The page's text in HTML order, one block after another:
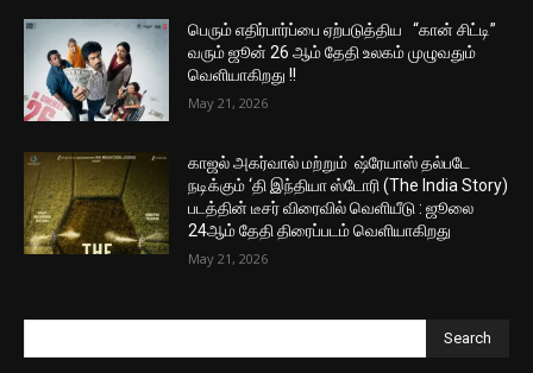
பெரும் எதிர்பார்ப்பை ஏற்படுத்திய “கான் சிட்டி”
வரும் ஜூன் 26 ஆம் தேதி உலகம் முழுவதும்
வெளியாகிறது !!
May 21, 2026
காஜல் அகர்வால் மற்றும் ஷ்ரேயாஸ் தல்படே
நடிக்கும் ‘தி இந்தியா ஸ்டோரி (The India Story)
படத்தின் டீசர் விரைவில் வெளியீடு : ஜூலை
24ஆம் தேதி திரைப்படம் வெளியாகிறது
May 21, 2026
Search